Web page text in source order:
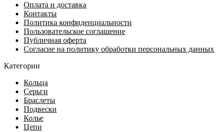
Оплата и доставка
Контакты
Политика конфиденциальности
Пользовательское соглашение
Публичная оферта
Согласие на политику обработки персональных данных
Категории
Кольца
Серьги
Браслеты
Подвески
Колье
Цепи